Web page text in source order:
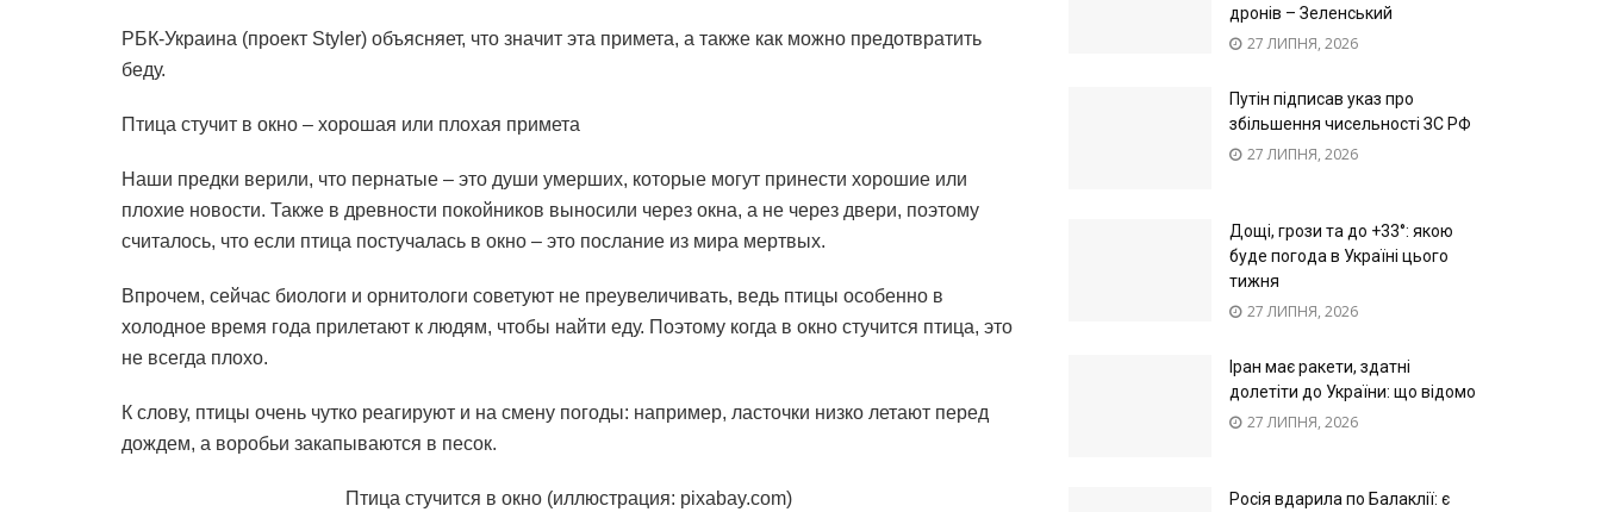
РБК-Украина (проект Styler) объясняет, что значит эта примета, а также как можно предотвратить
беду.
Птица стучит в окно – хорошая или плохая примета
Наши предки верили, что пернатые – это души умерших, которые могут принести хорошие или
плохие новости. Также в древности покойников выносили через окна, а не через двери, поэтому
считалось, что если птица постучалась в окно – это послание из мира мертвых.
Впрочем, сейчас биологи и орнитологи советуют не преувеличивать, ведь птицы особенно в
холодное время года прилетают к людям, чтобы найти еду. Поэтому когда в окно стучится птица, это
не всегда плохо.
К слову, птицы очень чутко реагируют и на смену погоды: например, ласточки низко летают перед
дождем, а воробьи закапываются в песок.
Птица стучится в окно (иллюстрация: pixabay.com)
дронів – Зеленський
27 ЛИПНЯ, 2026
Путін підписав указ про
збільшення чисельності ЗС РФ
27 ЛИПНЯ, 2026
Дощі, грози та до +33°: якою
буде погода в Україні цього
тижня
27 ЛИПНЯ, 2026
Іран має ракети, здатні
долетіти до України: що відомо
27 ЛИПНЯ, 2026
Росія вдарила по Балаклії: є